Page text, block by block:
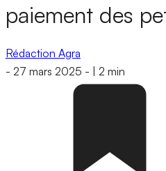
paiement des
Rédaction Agra
- 27 mars 2025 - 2 min